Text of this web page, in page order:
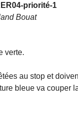
priorité-1
Bouat
verte.
au stop et
bleue va couper